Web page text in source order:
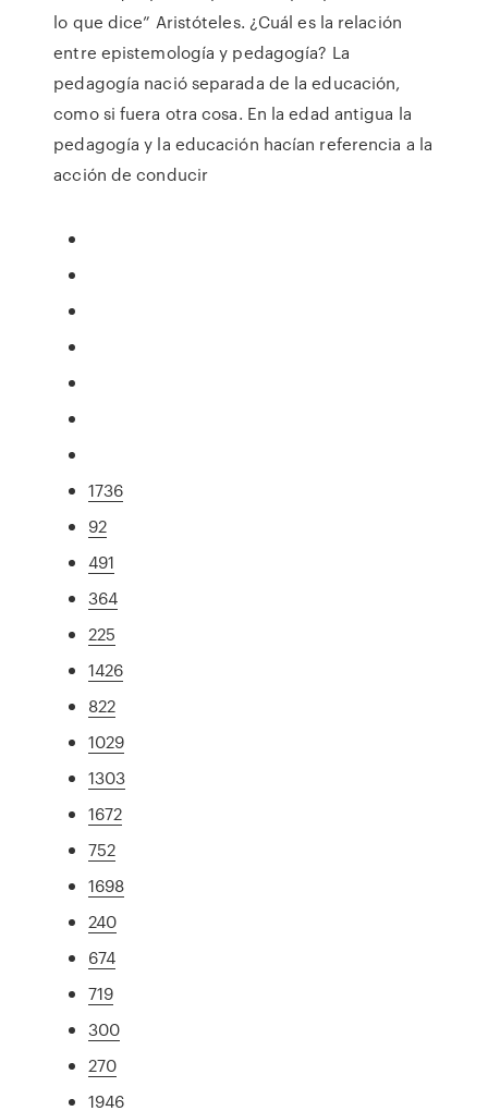
lo que dice” Aristóteles. ¿Cuál es la relación
entre epistemología y pedagogía? La
pedagogía nació separada de la educación,
como si fuera otra cosa. En la edad antigua la
pedagogía y la educación hacían referencia a la
acción de conducir
1736
92
491
364
225
1426
822
1029
1303
1672
752
1698
240
674
719
300
270
1946